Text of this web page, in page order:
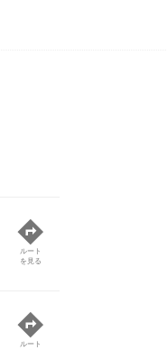
ルート
を見る
ルート